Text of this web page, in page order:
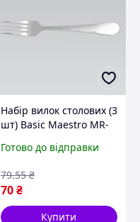
Набір вилок столових (3
шт) Basic Maestro MR-
Готово до відправки
70₴
79.55 ₴
Купити